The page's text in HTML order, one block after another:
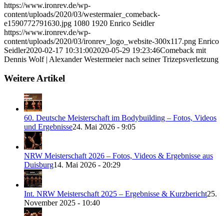
https://www.ironrev.de/wp-
content/uploads/2020/03/westermaier_comeback-
e1590772791630.jpg 1080 1920 Enrico Seidler
https://www.ironrev.de/wp-
content/uploads/2020/03/ironrev_logo_website-300x117.png Enrico
Seidler2020-02-17 10:31:002020-05-29 19:23:46Comeback mit
Dennis Wolf | Alexander Westermeier nach seiner Trizepsverletzung
Weitere Artikel
60. Deutsche Meisterschaft im Bodybuilding – Fotos, Videos
und Ergebnisse24. Mai 2026 - 9:05
NRW Meisterschaft 2026 – Fotos, Videos & Ergebnisse aus
Duisburg14. Mai 2026 - 20:29
Int. NRW Meisterschaft 2025 – Ergebnisse & Kurzbericht25.
November 2025 - 10:40